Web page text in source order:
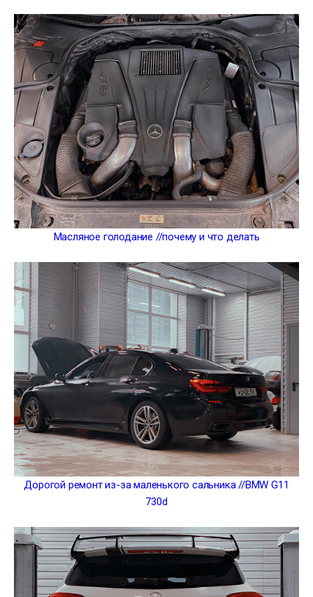
Масляное голодание //почему и что делать
Дорогой ремонт из-за маленького сальника //BMW G11
730d